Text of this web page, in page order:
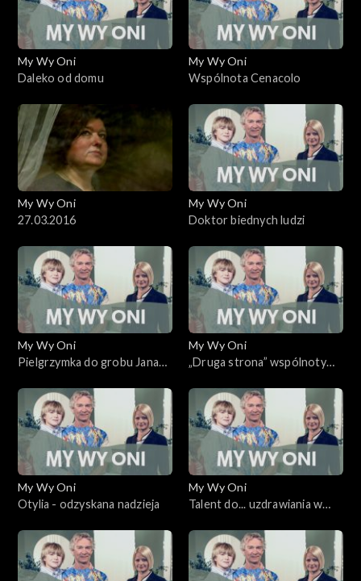
My Wy Oni
Daleko od domu
My Wy Oni
Wspólnota Cenacolo
My Wy Oni
27.03.2016
My Wy Oni
Doktor biednych ludzi
My Wy Oni
Pielgrzymka do grobu Jana
My Wy Oni
„Druga strona” wspólnoty
My Wy Oni
Otylia - odzyskana nadzieja
My Wy Oni
Talent do... uzdrawiania w